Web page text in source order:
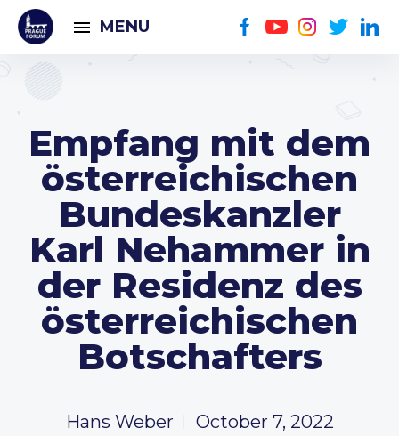
MENU
Empfang mit dem
österreichischen
Bundeskanzler
Karl Nehammer in
der Residenz des
österreichischen
Botschafters
Hans Weber October 7, 2022